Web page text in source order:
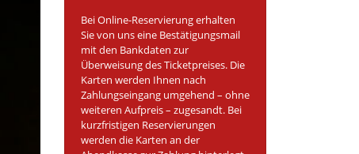
Bei Online-Reservierung erhalten
Sie von uns eine Bestätigungsmail
mit den Bankdaten zur
Überweisung des Ticketpreises. Die
Karten werden Ihnen nach
Zahlungseingang umgehend – ohne
weiteren Aufpreis – zugesandt. Bei
kurzfristigen Reservierungen
werden die Karten an der